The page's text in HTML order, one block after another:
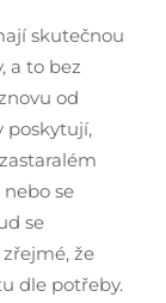
skutečnou
a to bez
od
poskytují,
se
se
že
dle potřeby.